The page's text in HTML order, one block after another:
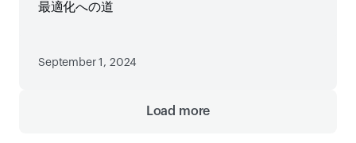
最適化への道
September 1, 2024
Load more